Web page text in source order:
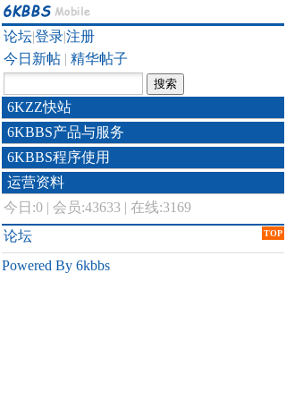
论坛|登录|注册
今日新帖 | 精华帖子
6KZZ快站
6KBBS产品与服务
6KBBS程序使用
运营资料
今日:0 | 会员:43633 | 在线:3169
TOP
论坛
Powered By 6kbbs